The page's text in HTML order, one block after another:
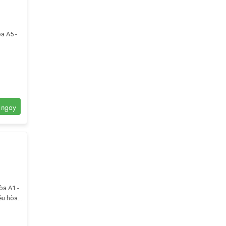
A5 -
A1 -
hòa,